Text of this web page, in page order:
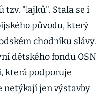
tzv. "lajků". Stala se i
původu, který
chodníku slávy.
dětského fondu OSN
která podporuje
netýkají jen výstavby